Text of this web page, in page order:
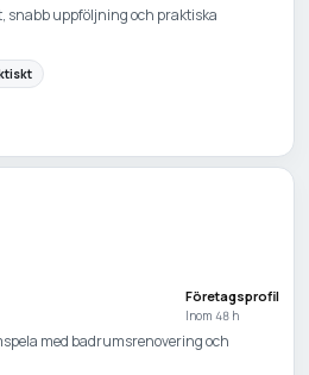
snabb uppföljning och praktiska
Företagsprofil
Inom 48 h
med badrumsrenovering och